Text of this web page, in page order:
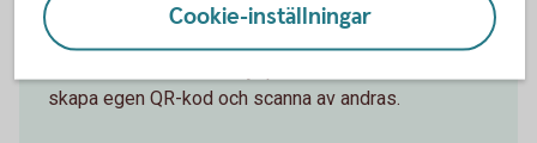
Swisha med QR-kod
skapa egen QR-kod och scanna av andras.
Cookie-inställningar